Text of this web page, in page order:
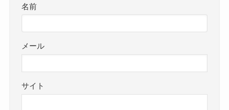
名前
メール
サイト